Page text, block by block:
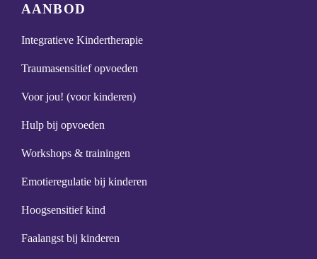
AANBOD
Integratieve Kindertherapie
Traumasensitief opvoeden
Voor jou! (voor kinderen)
Hulp bij opvoeden
Workshops & trainingen
Emotieregulatie bij kinderen
Hoogsensitief kind
Faalangst bij kinderen